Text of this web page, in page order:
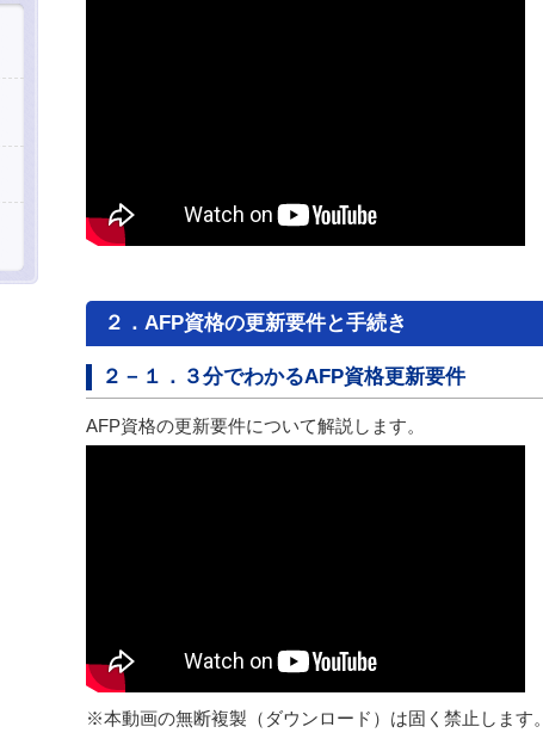
２．AFP資格の更新要件と手続き
２－１．３分でわかるAFP資格更新要件
AFP資格の更新要件について解説します。
※本動画の無断複製（ダウンロード）は固く禁止します。